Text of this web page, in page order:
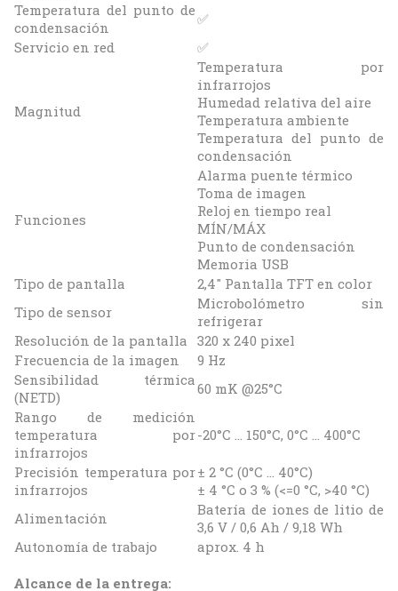
Temperatura del punto de
condensación
✅
Servicio en red
✅
Magnitud
Temperatura por
infrarrojos
Humedad relativa del aire
Temperatura ambiente
Temperatura del punto de
condensación
Funciones
Alarma puente térmico
Toma de imagen
Reloj en tiempo real
MÍN/MÁX
Punto de condensación
Memoria USB
Tipo de pantalla
2,4" Pantalla TFT en color
Tipo de sensor
Microbolómetro sin
refrigerar
Resolución de la pantalla 320 x 240 pixel
Frecuencia de la imagen
9 Hz
Sensibilidad térmica
(NETD)
60 mK @25°C
Rango de medición
temperatura por
infrarrojos
-20°C … 150°C, 0°C … 400°C
Precisión temperatura por
infrarrojos
± 2 °C (0°C … 40°C)
± 4 °C o 3 % (<=0 °C, >40 °C)
Alimentación
Batería de iones de litio de
3,6 V / 0,6 Ah / 9,18 Wh
Autonomía de trabajo
aprox. 4 h
Alcance de la entrega: